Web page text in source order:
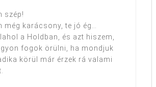
szép!
még karácsony, te jó ég…
a Holdban, és azt hiszem,
fogok örülni, ha mondjuk
körül már érzek rá valami